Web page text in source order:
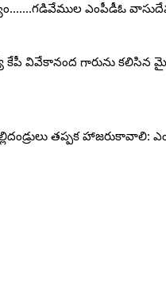
ఎంపీడీఓ
కేపీ వివేకానంద గారును కలిసిన
తప్పక హాజరుకావాలి: